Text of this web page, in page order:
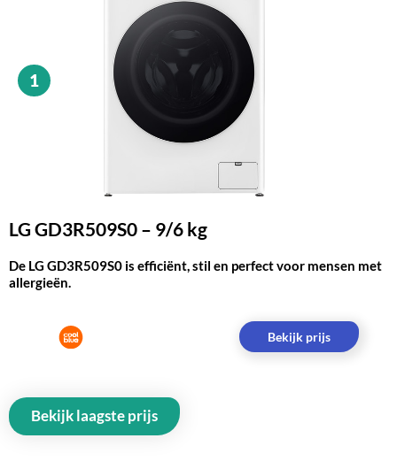
1
LG GD3R509S0 – 9/6 kg
De LG GD3R509S0 is efficiënt, stil en perfect voor mensen met
allergieën.
Bekijk prijs
Bekijk laagste prijs